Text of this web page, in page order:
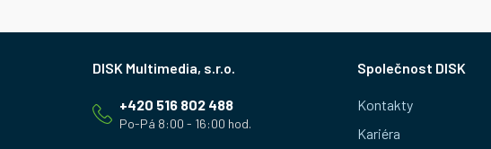
+420 516 802 488
Společnost DISK
Kontakty
Kariéra